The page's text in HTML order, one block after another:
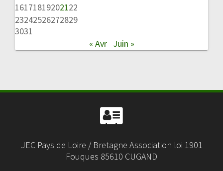
16171819202122
23242526272829
3031
« Avr Juin »
JEC Pays de Loire / Bretagne Association loi 1901
Fouques 85610 CUGAND